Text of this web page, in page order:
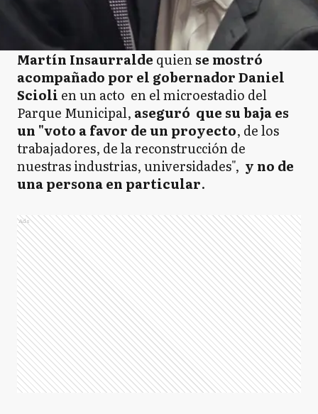
Martín Insaurralde quiense mostró
acompañado por el gobernador Daniel
Scioli en un acto en el microestadio del
Parque Municipal, aseguró que su baja es
un "voto a favor de un proyecto, de los
trabajadores, de la reconstrucción de
nuestras industrias, universidades", y no de
una persona en particular.
Ads